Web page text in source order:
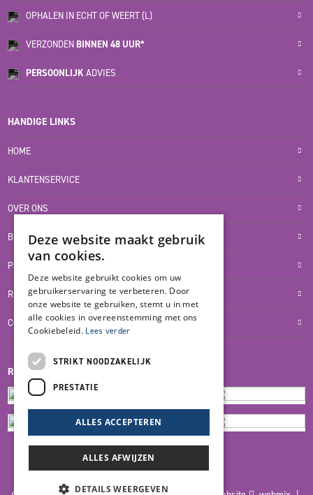
OPHALEN IN ECHT OF WEERT (L)
VERZONDEN BINNEN 48 UUR*
PERSOONLIJKADVIES
HANDIGE LINKS
HOME
KLANTENSERVICE
OVER ONS
BLOG
PRIVACYVERKLARING
RETOUR- EN TERUGBETALINGSBELEID
COOKIES
REVIEWMERK
Deze website maakt gebruik
van cookies.
Deze website gebruikt cookies om uw
gebruikerservaring te verbeteren. Door
onze website te gebruiken, stemt u in met
alle cookies in overeenstemming met ons
Cookiebeleid. Lees verder
STRIKT NOODZAKELIJK
PRESTATIE
ALLES ACCEPTEREN
ALLES AFWIJZEN
DETAILS WEERGEVEN